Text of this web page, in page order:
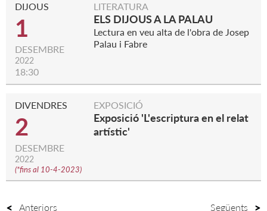
DIJOUS
1
DESEMBRE
2022
18:30
LITERATURA
ELS DIJOUS A LA PALAU
Lectura en veu alta de l'obra de Josep
Palau i Fabre
DIVENDRES
2
DESEMBRE
2022
(*fins al 10-4-2023)
EXPOSICIÓ
Exposició 'L'escriptura en el relat
artístic'
Anteriors Següents